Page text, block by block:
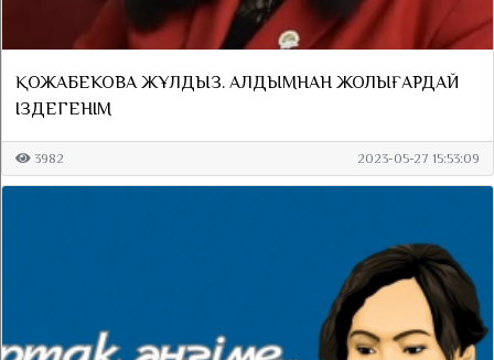
ҚОЖАБЕКОВА ЖҰЛДЫЗ. АЛДЫМНАН ЖОЛЫҒАРДАЙ
ІЗДЕГЕНІМ
3982 2023-05-27 15:53:09